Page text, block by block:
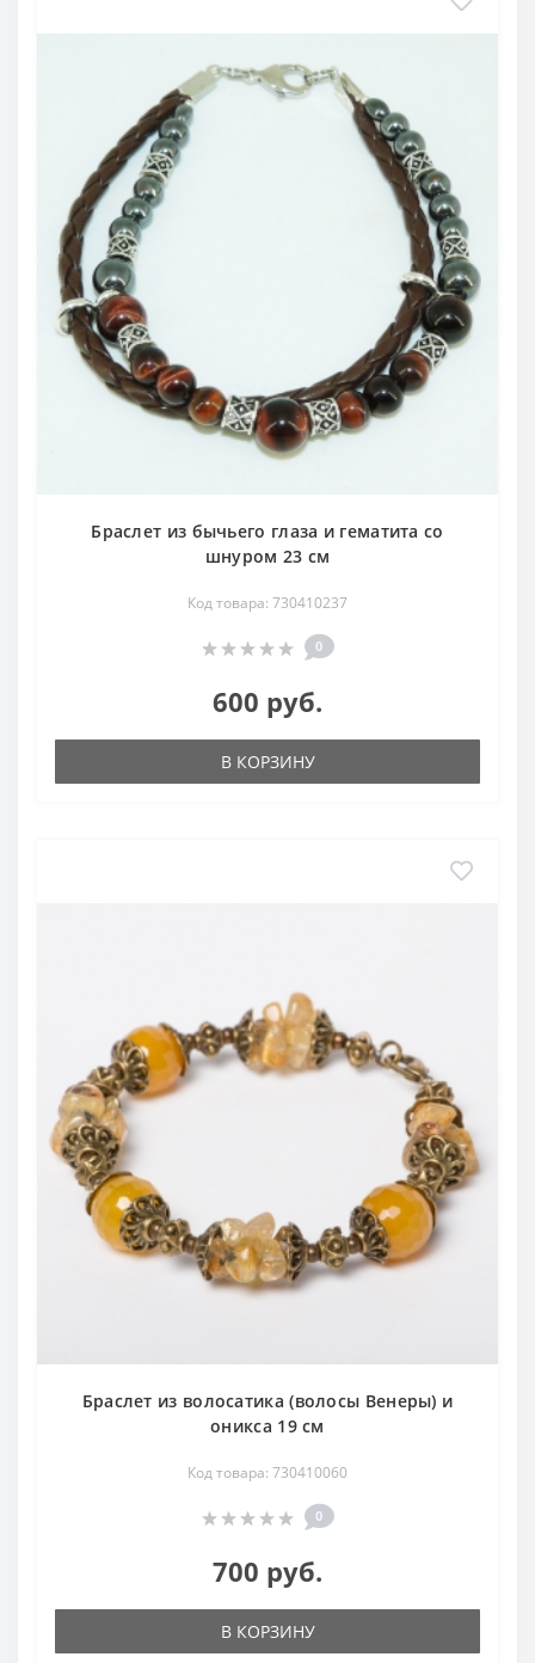
Браслет из бычьего глаза и гематита со
шнуром 23 см
Код товара: 730410237
0
600 руб.
В КОРЗИНУ
Браслет из волосатика (волосы Венеры) и
оникса 19 см
Код товара: 730410060
0
700 руб.
В КОРЗИНУ